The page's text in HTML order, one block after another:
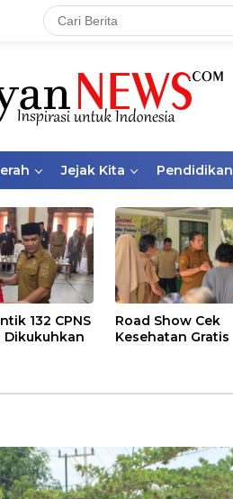
Jejak Kita Pendidikan
132 CPNS
Dikukuhkan
Road Show Cek
Kesehatan Gratis